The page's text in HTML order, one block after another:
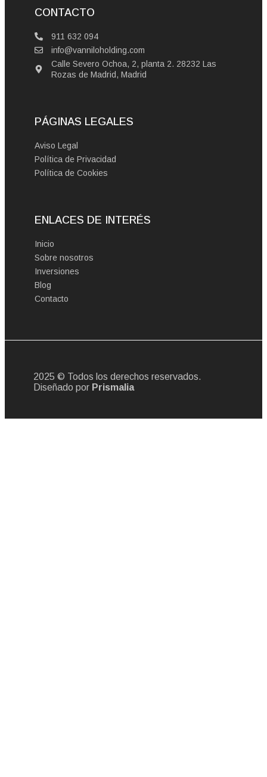
CONTACTO
911 632 094
info@vanniloholding.com
Calle Severo Ochoa, 2, planta 2. 28232 Las
Rozas de Madrid, Madrid
PÁGINAS LEGALES
Aviso Legal
Política de Privacidad
Política de Cookies
ENLACES DE INTERÉS
Inicio
Sobre nosotros
Inversiones
Blog
Contacto
2025 © Todos los derechos reservados.
Diseñado por Prismalia